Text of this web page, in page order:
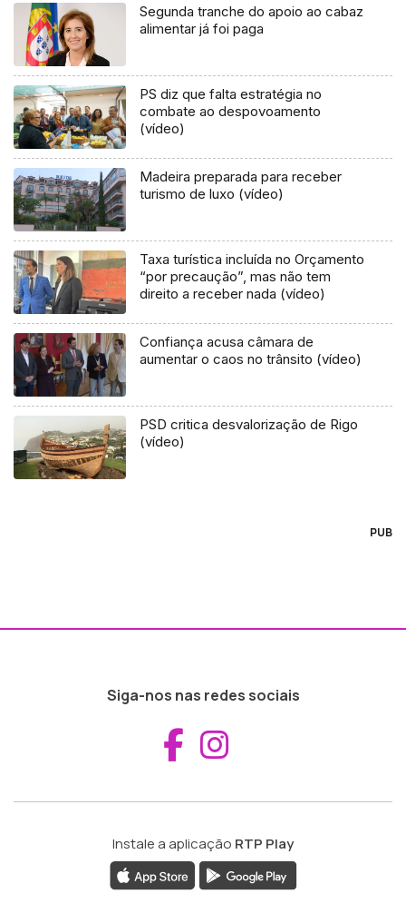
Segunda tranche do apoio ao cabaz
alimentar já foi paga
PS diz que falta estratégia no
combate ao despovoamento
(vídeo)
Madeira preparada para receber
turismo de luxo (vídeo)
Taxa turística incluída no Orçamento
“por precaução”, mas não tem
direito a receber nada (vídeo)
Confiança acusa câmara de
aumentar o caos no trânsito (vídeo)
PSD critica desvalorização de Rigo
(vídeo)
PUB
Siga-nos nas redes sociais
Aceder ao
Instale a aplicação RTP Play